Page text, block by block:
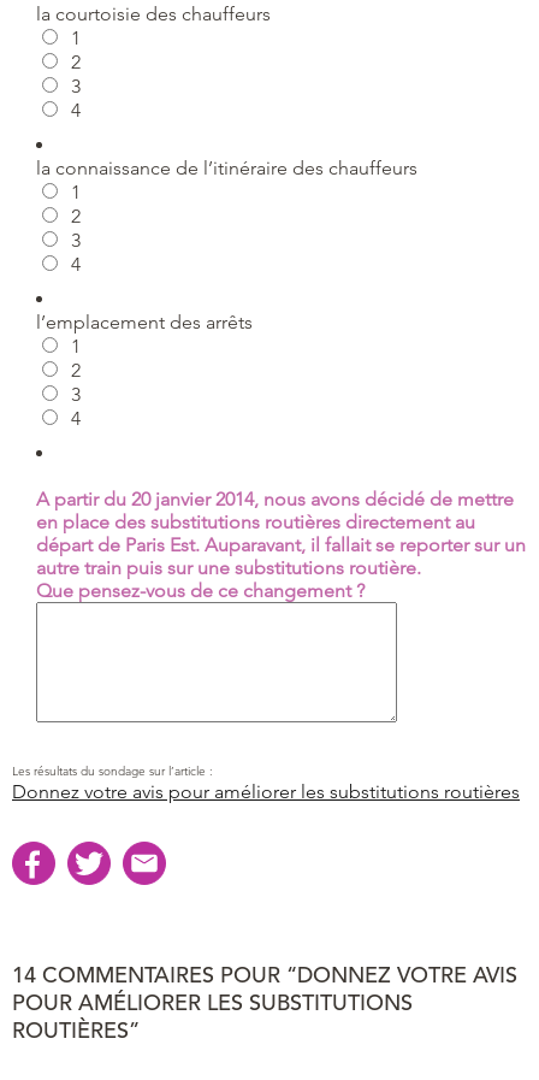
la courtoisie des chauffeurs
1
2
3
4
la connaissance de l’itinéraire des chauffeurs
1
2
3
4
l’emplacement des arrêts
1
2
3
4
A partir du 20 janvier 2014, nous avons décidé de mettre
en place des substitutions routières directement au
départ de Paris Est. Auparavant, il fallait se reporter sur un
autre train puis sur une substitutions routière.
Que pensez-vous de ce changement ?
Les résultats du sondage sur l’article :
Donnez votre avis pour améliorer les substitutions routières
14 COMMENTAIRES POUR “DONNEZ VOTRE AVIS
POUR AMÉLIORER LES SUBSTITUTIONS
ROUTIÈRES”